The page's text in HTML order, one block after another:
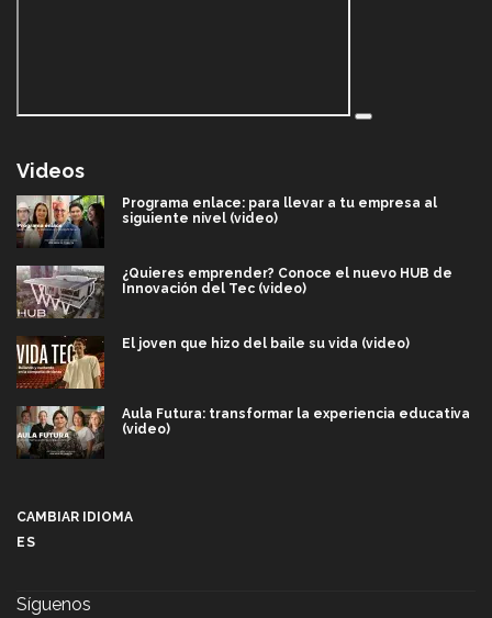
Videos
Programa enlace: para llevar a tu empresa al
siguiente nivel (video)
¿Quieres emprender? Conoce el nuevo HUB de
Innovación del Tec (video)
El joven que hizo del baile su vida (video)
Aula Futura: transformar la experiencia educativa
(video)
CAMBIAR IDIOMA
ES
Síguenos